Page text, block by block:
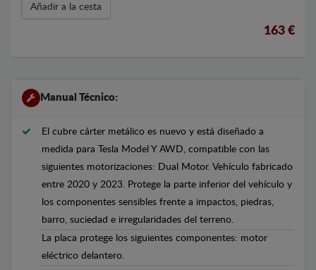
Añadir a la cesta
163 €
Manual Técnico:
El cubre cárter metálico es nuevo y está diseñado a
medida para Tesla Model Y AWD, compatible con las
siguientes motorizaciones: Dual Motor. Vehículo fabricado
entre 2020 y 2023. Protege la parte inferior del vehículo y
los componentes sensibles frente a impactos, piedras,
barro, suciedad e irregularidades del terreno.
La placa protege los siguientes componentes: motor
eléctrico delantero.